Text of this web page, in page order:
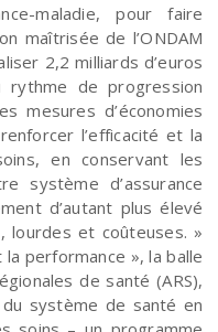
maladie, pour faire
maîtrisée de l’ONDAM
2,2 milliards d’euros
rythme de progression
mesures d’économies
l’efficacité et la
en conservant les
système d’assurance
d’autant plus élevé
lourdes et coûteuses. »
performance », la balle
de santé (ARS),
du système de santé en